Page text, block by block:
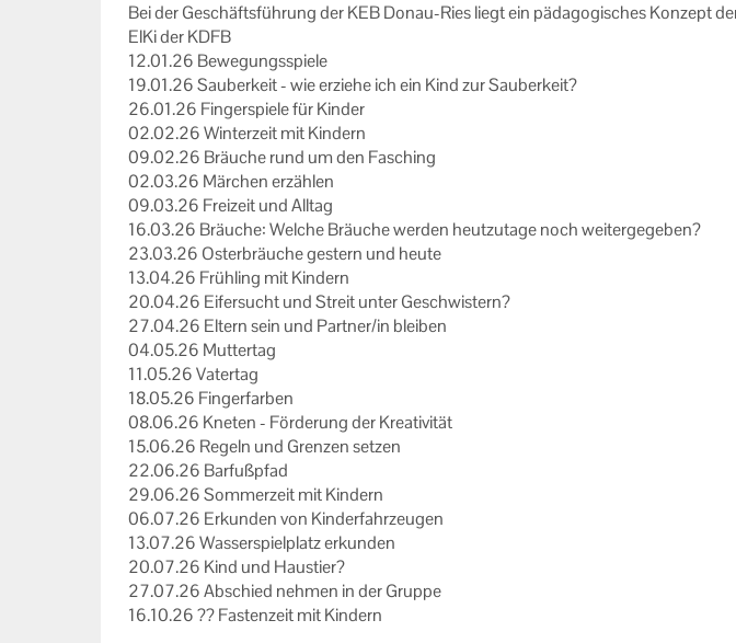
Bei der Ge­schäfts­füh­rung der KEB Donau-​Ries liegt ein päd­ago­gi­sches Kon­zept
ElKi der KDFB
12.01.26 Be­we­gungs­spie­le
19.01.26 Sau­ber­keit - wie er­zie­he ich ein Kind zur Sau­ber­keit?
26.01.26 Fin­ger­spie­le für Kin­der
02.02.26 Win­ter­zeit mit Kin­dern
09.02.26 Bräu­che rund um den Fa­sching
02.03.26 Mär­chen er­zäh­len
09.03.26 Frei­zeit und All­tag
16.03.26 Bräu­che: Wel­che Bräu­che wer­den heut­zu­ta­ge noch wei­ter­ge­ge­ben?
23.03.26 Os­ter­bräu­che ges­tern und heute
13.04.26 Früh­ling mit Kin­dern
20.04.26 Ei­fer­sucht und Streit unter Ge­schwis­tern?
27.04.26 El­tern sein und Part­ner/in blei­ben
04.05.26 Mut­ter­tag
11.05.26 Va­ter­tag
18.05.26 Fin­ger­far­ben
08.06.26 Kne­ten - För­de­rung der Krea­ti­vi­tät
15.06.26 Re­geln und Gren­zen set­zen
22.06.26 Bar­fuß­pfad
29.06.26 Som­mer­zeit mit Kin­dern
06.07.26 Er­kun­den von Kin­der­fahr­zeu­gen
13.07.26 Was­ser­spiel­platz er­kun­den
20.07.26 Kind und Haus­tier?
27.07.26 Ab­schied neh­men in der Grup­pe
16.10.26 ?? Fas­ten­zeit mit Kin­dern